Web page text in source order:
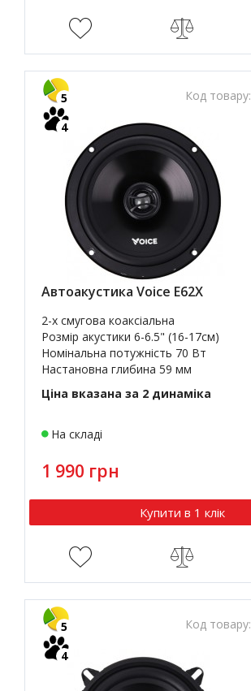
Код товару:
5
4
Автоакустика Voice E62X
2-х смугова коаксіальна
Розмір акустики 6-6.5" (16-17см)
Номінальна потужність 70 Вт
Настановна глибина 59 мм
Ціна вказана за 2 динаміка
На складі
1 990 грн
Купити в 1 клік
Код товару:
5
4